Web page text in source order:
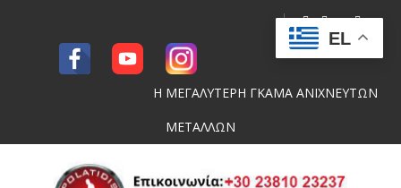
Η ΜΕΓΑΛΥΤΕΡΗ ΓΚΑΜΑ ΑΝΙΧΝΕΥΤΩΝ
ΜΕΤΑΛΛΩΝ
EL